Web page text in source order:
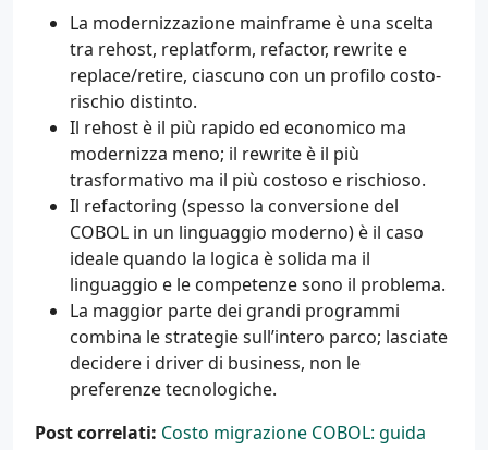
La modernizzazione mainframe è una scelta
tra rehost, replatform, refactor, rewrite e
replace/retire, ciascuno con un profilo costo-
rischio distinto.
Il rehost è il più rapido ed economico ma
modernizza meno; il rewrite è il più
trasformativo ma il più costoso e rischioso.
Il refactoring (spesso la conversione del
COBOL in un linguaggio moderno) è il caso
ideale quando la logica è solida ma il
linguaggio e le competenze sono il problema.
La maggior parte dei grandi programmi
combina le strategie sull’intero parco; lasciate
decidere i driver di business, non le
preferenze tecnologiche.
Post correlati: Costo migrazione COBOL: guida